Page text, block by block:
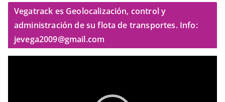
Vegatrack es Geolocalización, control y
administración de su flota de transportes. Info:
jevega2009@gmail.com